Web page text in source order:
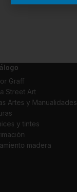
Graff
Street Art
Artes y Manualidades
y tintes
madera